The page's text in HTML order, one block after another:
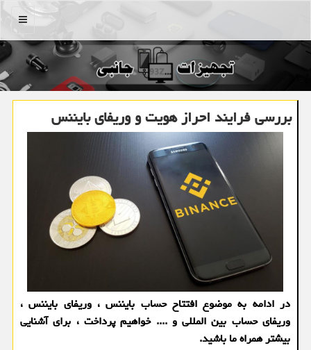
منو
بررسی فرایند احراز هویت و وریفای بایننس
در ادامه به موضوع افتتاح حساب بایننس ، وریفای بایننس ،
وریفای حساب بین المللی و .... خواهیم پرداخت ، برای آشنایی
بیشتر همراه ما باشید.